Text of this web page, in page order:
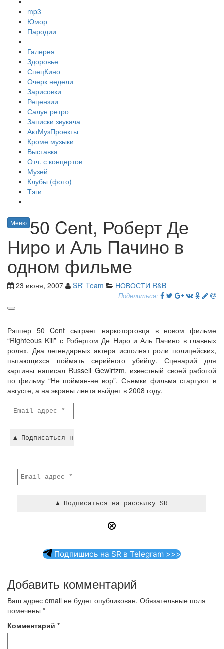
mp3
Юмор
Пародии
Галерея
Здоровье
СпецКино
Очерк недели
Зарисовки
Рецензии
Салун ретро
Записки звукача
АктМузПроекты
Кроме музыки
Выставка
Отч. с концертов
Музей
Клубы (фото)
Тэги
Меню 50 Cent, Роберт Де
Ниро и Аль Пачино в
одном фильме
23 июня, 2007 SR' Team НОВОСТИ R&B
Поделиться:
Рэппер 50 Cent сыграет наркоторговца в новом фильме
“Righteous Kill” с Робертом Де Ниро и Аль Пачино в главных
ролях. Два легендарных актера исполнят роли полицейских,
пытающихся поймать серийного убийцу. Сценарий для
картины написал Russell Gewirtzm, известный своей работой
по фильму “Не пойман-не вор”. Съемки фильма стартуют в
августе, а на экраны лента выйдет в 2008 году.
Подпишись на SR в Telegram >>>
Добавить комментарий
Ваш адрес email не будет опубликован. Обязательные поля
помечены *
Комментарий *